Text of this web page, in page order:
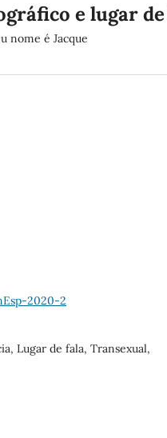
e lugar
nome é Jacque
2020-2
Lugar de fala, Transexual,